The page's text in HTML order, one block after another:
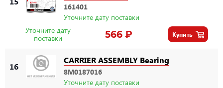
161401
Уточните дату поставки
Уточните дату
поставки
566 ₽ Купить
16
CARRIER ASSEMBLY Bearing
8M0187016
Уточните дату поставки